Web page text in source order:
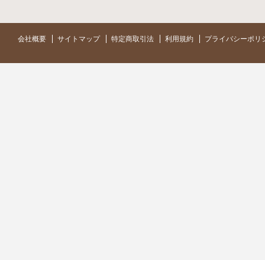
会社概要 サイトマップ 特定商取引法 利用規約 プライバシーポリ